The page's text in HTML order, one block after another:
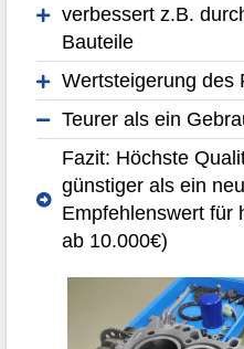
verbessert z.B.
Bauteile
Wertsteigerung des
Teurer als ein
Fazit: Höchste
günstiger als ein
Empfehlenswert für
ab 10.000€)